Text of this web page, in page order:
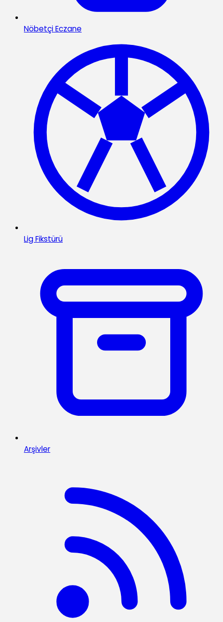
Nöbetçi Eczane
Lig Fikstürü
Arşivler